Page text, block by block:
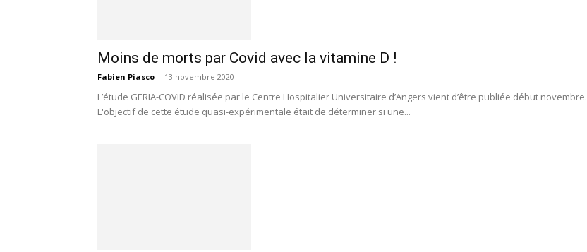
Moins de morts par Covid avec la vitamine D !
Fabien Piasco - 13 novembre 2020
L’étude GERIA-COVID réalisée par le Centre Hospitalier Universitaire d’Angers vient d’être publiée début novembre.
L'objectif de cette étude quasi-expérimentale était de déterminer si une...